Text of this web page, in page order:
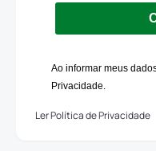
Ao informar meus
Privacidade.
Ler Política de Privacidade